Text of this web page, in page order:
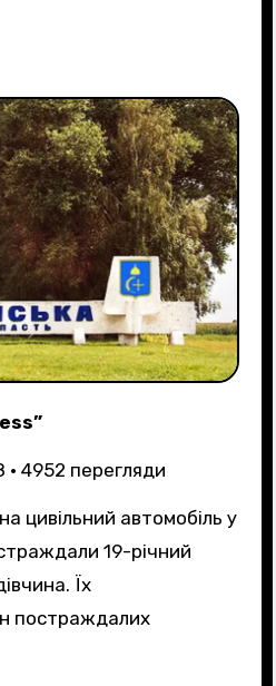
• 4952 перегляди
19-річний
Їх
постраждалих